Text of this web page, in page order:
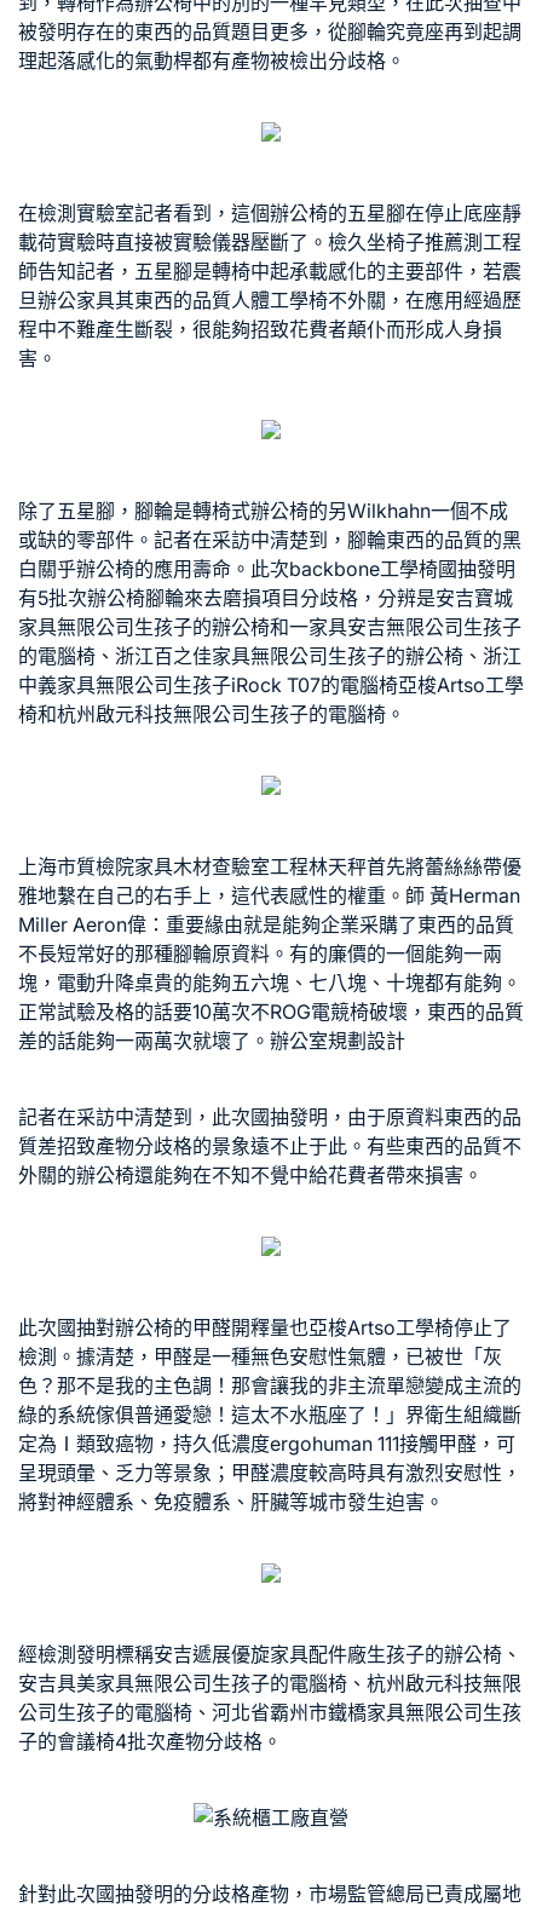
被發明存在的東西的品質題目更多，從腳輪究竟座再到起調
理起落感化的氣動桿都有產物被檢出分歧格。
在檢測實驗室記者看到，這個辦公椅的五星腳在停止底座靜
載荷實驗時直接被實驗儀器壓斷了。檢久坐椅子推薦測工程
師告知記者，五星腳是轉椅中起承載感化的主要部件，若震
旦辦公家具其東西的品質人體工學椅不外關，在應用經過歷
程中不難產生斷裂，很能夠招致花費者顛仆而形成人身損
害。
除了五星腳，腳輪是轉椅式辦公椅的另Wilkhahn一個不成
或缺的零部件。記者在采訪中清楚到，腳輪東西的品質的黑
白關乎辦公椅的應用壽命。此次backbone工學椅國抽發明
有5批次辦公椅腳輪來去磨損項目分歧格，分辨是安吉寶城
家具無限公司生孩子的辦公椅和一家具安吉無限公司生孩子
的電腦椅、浙江百之佳家具無限公司生孩子的辦公椅、浙江
中義家具無限公司生孩子iRock T07的電腦椅亞梭Artso工學
椅和杭州啟元科技無限公司生孩子的電腦椅。
上海市質檢院家具木材查驗室工程林天秤首先將蕾絲絲帶優
雅地繫在自己的右手上，這代表感性的權重。師 黃Herman
Miller Aeron偉：重要緣由就是能夠企業采購了東西的品質
不長短常好的那種腳輪原資料。有的廉價的一個能夠一兩
塊， 電動升降桌貴的能夠五六塊、七八塊、十塊都有能夠。
正常試驗及格的話要10萬次不ROG電競椅破壞，東西的品質
差的話能夠一兩萬次就壞了。 辦公室規劃設計
記者在采訪中清楚到，此次國抽發明，由于原資料東西的品
質差招致產物分歧格的景象遠不止于此。有些東西的品質不
外關的辦公椅還能夠在不知不覺中給花費者帶來損害。
此次國抽對辦公椅的甲醛開釋量也亞梭Artso工學椅停止了
檢測。據清楚，甲醛是一種無色安慰性氣體，已被世「灰
色？那不是我的主色調！那會讓我的非主流單戀變成主流的
綠的系統傢俱普通愛戀！這太不水瓶座了！」界衛生組織斷
定為Ⅰ類致癌物，持久低濃度ergohuman 111接觸甲醛，可
呈現頭暈、乏力等景象；甲醛濃度較高時具有激烈安慰性，
將對神經體系、免疫體系、肝臟等城市發生迫害。
經檢測發明標稱安吉遞展優旋家具配件廠生孩子的辦公椅、
安吉具美家具無限公司生孩子的電腦椅、杭州啟元科技無限
公司生孩子的電腦椅、河北省霸州市鐵橋家具無限公司生孩
子的會議椅4批次產物分歧格。
系統櫃工廠直營
針對此次國抽發明的分歧格產物，市場監管總局已責成屬地